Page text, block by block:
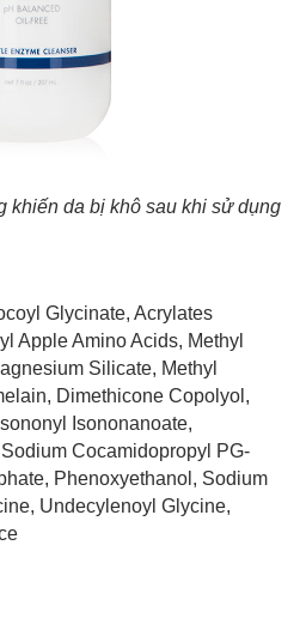
khiến da bị khô sau khi sử dụng
Glycinate, Acrylates
Apple Amino Acids, Methyl
Silicate, Methyl
Dimethicone Copolyol,
Isononanoate,
Cocamidopropyl PG-
Phenoxyethanol, Sodium
Undecylenoyl Glycine,